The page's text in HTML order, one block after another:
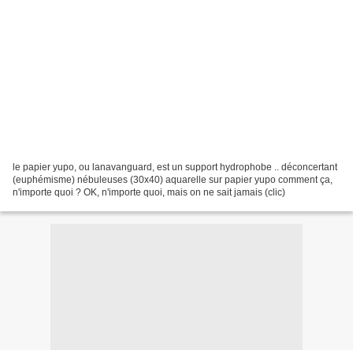
le papier yupo, ou lanavanguard, est un support hydrophobe .. déconcertant
(euphémisme) nébuleuses (30x40) aquarelle sur papier yupo comment ça,
n'importe quoi ? OK, n'importe quoi, mais on ne sait jamais (clic)